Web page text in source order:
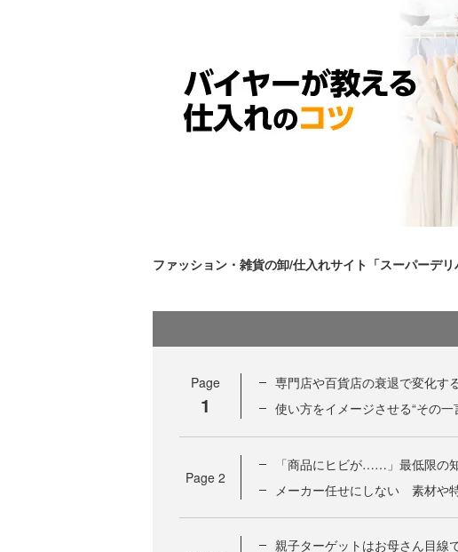
ファッション・雑貨の卸/仕入れサイト「スーパーデ
Page
1
専門店や百貨店の衰退で変化す
使い方をイメージさせる“その一
Page 2
「商品にヒビが……」最低限の
メーカー任せにしない 素材や
親子ターゲットはお母さん目線